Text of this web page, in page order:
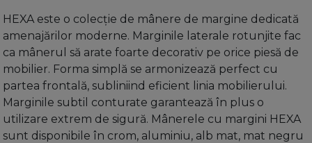
HEXA este o colecție de mânere de margine dedicată
amenajărilor moderne. Marginile laterale rotunjite fac
ca mânerul să arate foarte decorativ pe orice piesă de
mobilier. Forma simplă se armonizează perfect cu
partea frontală, subliniind eficient linia mobilierului.
Marginile subtil conturate garantează în plus o
utilizare extrem de sigură. Mânerele cu margini HEXA
sunt disponibile în crom, aluminiu, alb mat, mat negru